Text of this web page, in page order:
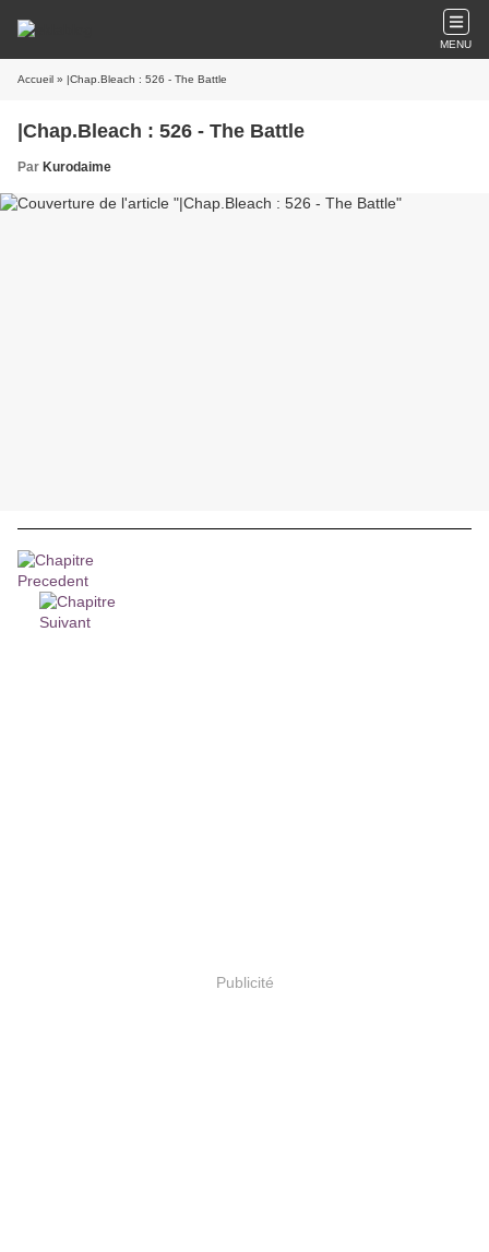
MENU
Accueil » |Chap.Bleach : 526 - The Battle
|Chap.Bleach : 526 - The Battle
Par Kurodaime
Publicité